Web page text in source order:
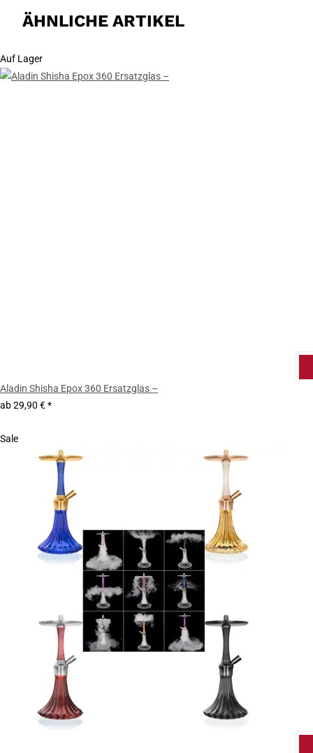
ÄHNLICHE ARTIKEL
Auf Lager
Aladin Shisha Epox 360 Ersatzglas –
ab29,90 €*
Sale